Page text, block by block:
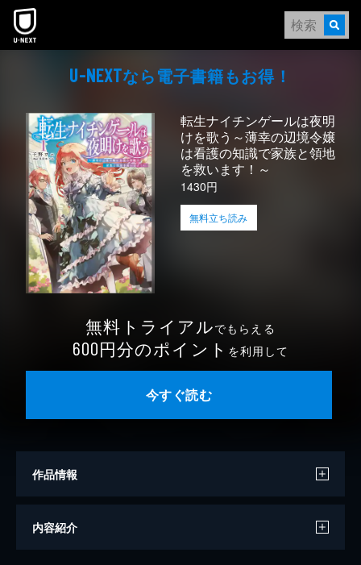
本文へスキップ
U-NEXTなら電⼦書籍もお得！
転生ナイチンゲールは夜明
けを歌う～薄幸の辺境令嬢
は看護の知識で家族と領地
を救います！～
1430円
無料立ち読み
無料トライアルでもらえる
600円分のポイント を利用して
今すぐ読む
作品情報
著者
内容紹介